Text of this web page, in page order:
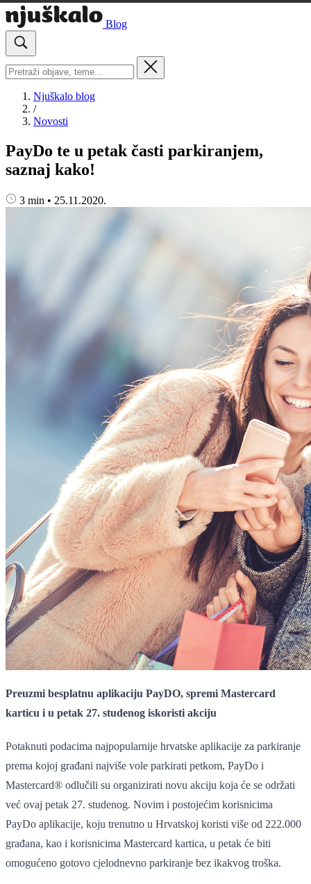
Blog
Njuškalo blog
/
Novosti
PayDo te u petak časti parkiranjem,
saznaj kako!
3 min • 25.11.2020.
Preuzmi besplatnu aplikaciju PayDO, spremi Mastercard
karticu i u petak 27. studenog iskoristi akciju
Potaknuti podacima najpopularnije hrvatske aplikacije za parkiranje
prema kojoj građani najviše vole parkirati petkom, PayDo i
Mastercard® odlučili su organizirati novu akciju koja će se održati
već ovaj petak 27. studenog. Novim i postojećim korisnicima
PayDo aplikacije, koju trenutno u Hrvatskoj koristi više od 222.000
građana, kao i korisnicima Mastercard kartica, u petak će biti
omogućeno gotovo cjelodnevno parkiranje bez ikakvog troška.